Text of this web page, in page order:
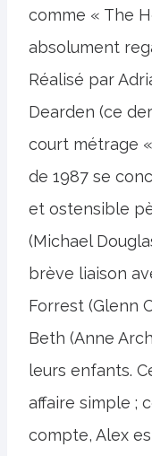
comme « The
absolument
Réalisé par
Dearden (ce
court métrage
de 1987 se
et ostensible
(Michael
brève liaison
Forrest (Glenn
Beth (Anne
leurs enfants.
affaire simple ;
compte, Alex